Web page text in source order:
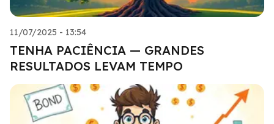
11/07/2025 - 13:54
TENHA PACIÊNCIA — GRANDES
RESULTADOS LEVAM TEMPO